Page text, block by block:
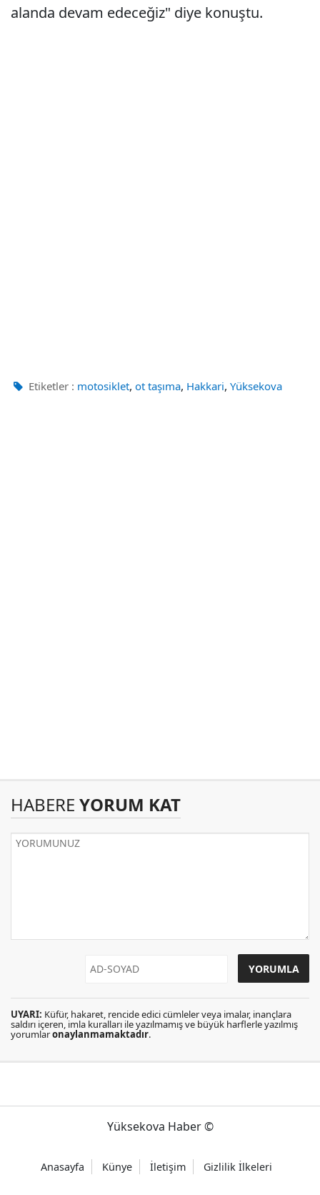
alanda devam edeceğiz" diye konuştu.
Etiketler : motosiklet, ot taşıma, Hakkari, Yüksekova
HABERE YORUM KAT
UYARI: Küfür, hakaret, rencide edici cümleler veya imalar, inançlara
saldırı içeren, imla kuralları ile yazılmamış ve büyük harflerle yazılmış
yorumlaronaylanmamaktadır.
Yüksekova Haber ©
Anasayfa Künye İletişim Gizlilik İlkeleri